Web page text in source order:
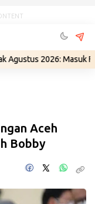
Masuk Fase Krisis,
Aceh
Bobby